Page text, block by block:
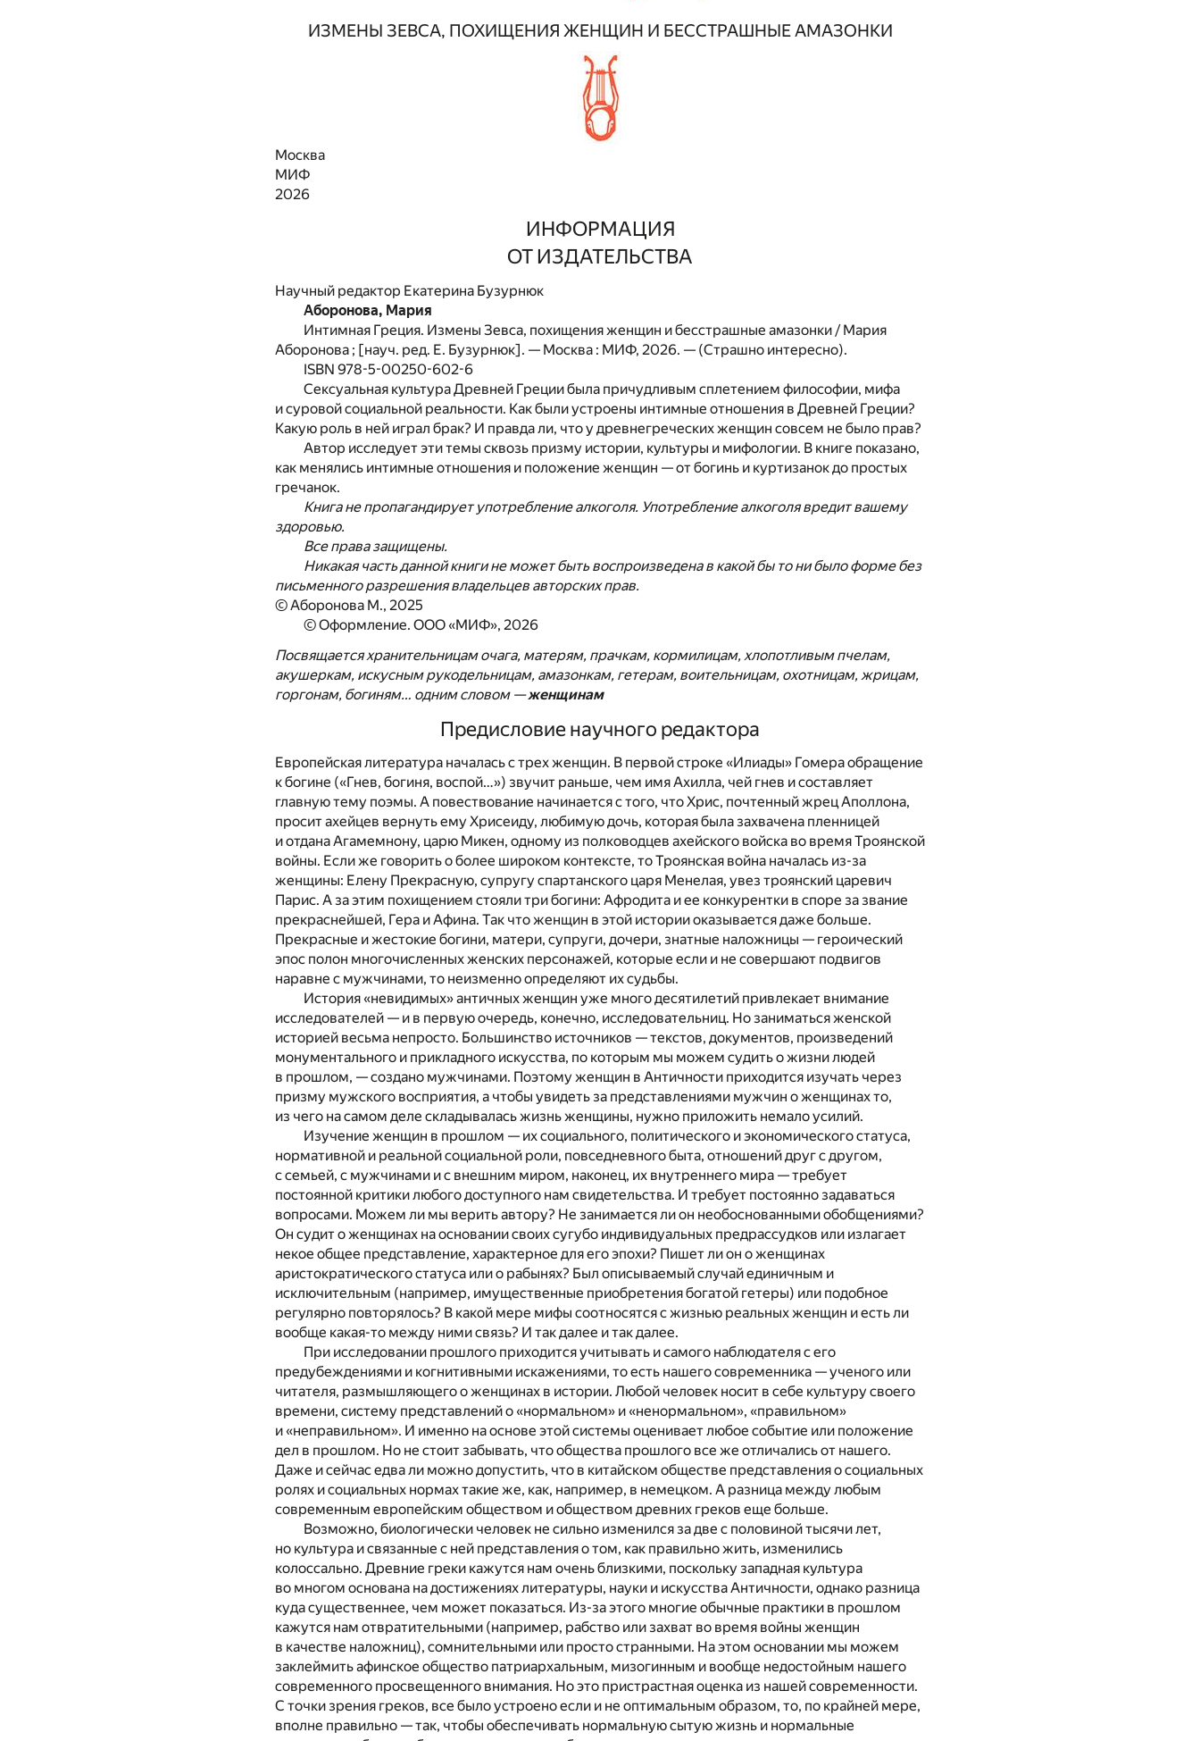
ИЗМЕНЫ ЗЕВСА, ПОХИЩЕНИЯ ЖЕНЩИН И БЕССТРАШНЫЕ АМАЗОНКИ
Москва
МИФ
2026
ИНФОРМАЦИЯ
ОТ ИЗДАТЕЛЬСТВА
Научный редактор Екатерина Бузурнюк
Аборонова, Мария
Интимная Греция. Измены Зевса, похищения женщин и бесстрашные амазонки / Мария
Аборонова ; [науч. ред. Е. Бузурнюк]. — Москва : МИФ, 2026. — (Страшно интересно).
ISBN 978-5-00250-602-6
Сексуальная культура Древней Греции была причудливым сплетением философии, мифа
и суровой социальной реальности. Как были устроены интимные отношения в Древней Греции?
Какую роль в ней играл брак? И правда ли, что у древнегреческих женщин совсем не было прав?
Автор исследует эти темы сквозь призму истории, культуры и мифологии. В книге показано,
как менялись интимные отношения и положение женщин — от богинь и куртизанок до простых
гречанок.
Книга не пропагандирует употребление алкоголя. Употребление алкоголя вредит вашему
здоровью.
Все права защищены.
Никакая часть данной книги не может быть воспроизведена в какой бы то ни было форме без
письменного разрешения владельцев авторских прав.
© Аборонова М., 2025
© Оформление. ООО «МИФ», 2026
Посвящается хранительницам очага, матерям, прачкам, кормилицам, хлопотливым пчелам,
акушеркам, искусным рукодельницам, амазонкам, гетерам, воительницам, охотницам, жрицам,
горгонам, богиням… одним словом —женщинам
Предисловие научного редактора
Европейская литература началась с трех женщин. В первой строке «Илиады» Гомера обращение
к богине («Гнев, богиня, воспой…») звучит раньше, чем имя Ахилла, чей гнев и составляет
главную тему поэмы. А повествование начинается с того, что Хрис, почтенный жрец Аполлона,
просит ахейцев вернуть ему Хрисеиду, любимую дочь, которая была захвачена пленницей
и отдана Агамемнону, царю Микен, одному из полководцев ахейского войска во время Троянской
войны. Если же говорить о более широком контексте, то Троянская война началась из-за
женщины: Елену Прекрасную, супругу спартанского царя Менелая, увез троянский царевич
Парис. А за этим похищением стояли три богини: Афродита и ее конкурентки в споре за звание
прекраснейшей, Гера и Афина. Так что женщин в этой истории оказывается даже больше.
Прекрасные и жестокие богини, матери, супруги, дочери, знатные наложницы — героический
эпос полон многочисленных женских персонажей, которые если и не совершают подвигов
наравне с мужчинами, то неизменно определяют их судьбы.
История «невидимых» античных женщин уже много десятилетий привлекает внимание
исследователей — и в первую очередь, конечно, исследовательниц. Но заниматься женской
историей весьма непросто. Большинство источников — текстов, документов, произведений
монументального и прикладного искусства, по которым мы можем судить о жизни людей
в прошлом, — создано мужчинами. Поэтому женщин в Античности приходится изучать через
призму мужского восприятия, а чтобы увидеть за представлениями мужчин о женщинах то,
из чего на самом деле складывалась жизнь женщины, нужно приложить немало усилий.
Изучение женщин в прошлом — их социального, политического и экономического статуса,
нормативной и реальной социальной роли, повседневного быта, отношений друг с другом,
с семьей, с мужчинами и с внешним миром, наконец, их внутреннего мира — требует
постоянной критики любого доступного нам свидетельства. И требует постоянно задаваться
вопросами. Можем ли мы верить автору? Не занимается ли он необоснованными обобщениями?
Он судит о женщинах на основании своих сугубо индивидуальных предрассудков или излагает
некое общее представление, характерное для его эпохи? Пишет ли он о женщинах
аристократического статуса или о рабынях? Был описываемый случай единичным и
исключительным (например, имущественные приобретения богатой гетеры) или подобное
регулярно повторялось? В какой мере мифы соотносятся с жизнью реальных женщин и есть ли
вообще какая-то между ними связь? И так далее и так далее.
При исследовании прошлого приходится учитывать и самого наблюдателя с его
предубеждениями и когнитивными искажениями, то есть нашего современника — ученого или
читателя, размышляющего о женщинах в истории. Любой человек носит в себе культуру своего
времени, систему представлений о «нормальном» и «ненормальном», «правильном»
и «неправильном». И именно на основе этой системы оценивает любое событие или положение
дел в прошлом. Но не стоит забывать, что общества прошлого все же отличались от нашего.
Даже и сейчас едва ли можно допустить, что в китайском обществе представления о социальных
ролях и социальных нормах такие же, как, например, в немецком. А разница между любым
современным европейским обществом и обществом древних греков еще больше.
Возможно, биологически человек не сильно изменился за две с половиной тысячи лет,
но культура и связанные с ней представления о том, как правильно жить, изменились
колоссально. Древние греки кажутся нам очень близкими, поскольку западная культура
во многом основана на достижениях литературы, науки и искусства Античности, однако разница
куда существеннее, чем может показаться. Из-за этого многие обычные практики в прошлом
кажутся нам отвратительными (например, рабство или захват во время войны женщин
в качестве наложниц), сомнительными или просто странными. На этом основании мы можем
заклеймить афинское общество патриархальным, мизогинным и вообще недостойным нашего
современного просвещенного внимания. Но это пристрастная оценка из нашей современности.
С точки зрения греков, все было устроено если и не оптимальным образом, то, по крайней мере,
вполне правильно — так, чтобы обеспечивать нормальную сытую жизнь и нормальные